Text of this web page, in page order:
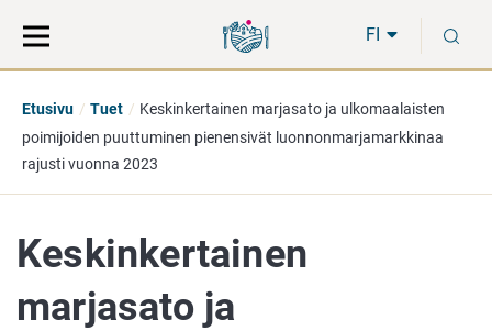
suoraan
sisältöön
koko
sivuston
FI
Etusivu Tuet
Keskinkertainen marjasato ja ulkomaalaisten
poimijoiden puuttuminen pienensivät luonnonmarjamarkkinaa
rajusti vuonna 2023
Keskinkertainen
marjasato ja